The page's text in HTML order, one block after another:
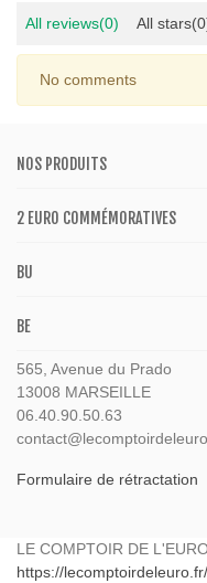
All reviews(0) All stars
No comments
NOS PRODUITS
2 EURO COMMÉMORATIVES
BU
BE
565, Avenue du Prado
13008 MARSEILLE
06.40.90.50.63
Formulaire de rétractation
LE COMPTOIR DE
https://lecomptoirdeleuro.fr/